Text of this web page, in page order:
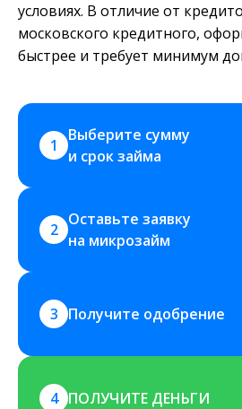
условиях. В отличие от
московского кредитного,
быстрее и требует минимум
1
Выберите сумму
и срок займа
2
Оставьте заявку
на микрозайм
3 Получите одобрение
4 ПОЛУЧИТЕ ДЕНЬГИ